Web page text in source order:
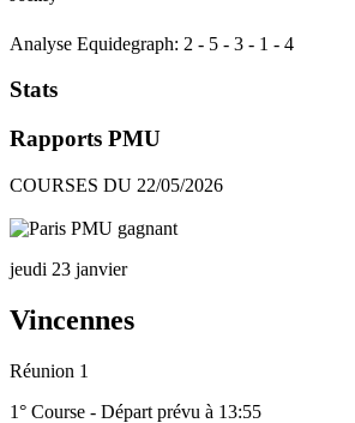
Analyse Equidegraph: 2 - 5 - 3 - 1 - 4
Stats
Rapports PMU
COURSES DU 22/05/2026
jeudi 23 janvier
Vincennes
Réunion 1
1° Course - Départ prévu à 13:55